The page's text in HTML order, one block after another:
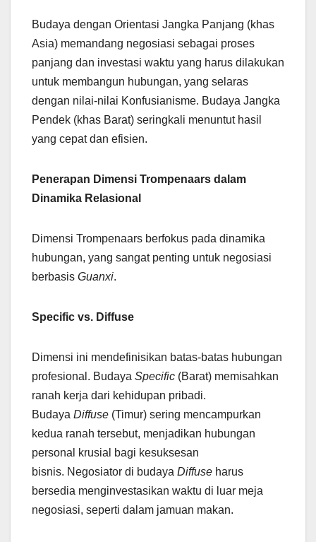
Budaya dengan Orientasi Jangka Panjang (khas
Asia) memandang negosiasi sebagai proses
panjang dan investasi waktu yang harus dilakukan
untuk membangun hubungan, yang selaras
dengan nilai-nilai Konfusianisme. Budaya Jangka
Pendek (khas Barat) seringkali menuntut hasil
yang cepat dan efisien.
Penerapan Dimensi Trompenaars dalam
Dinamika Relasional
Dimensi Trompenaars berfokus pada dinamika
hubungan, yang sangat penting untuk negosiasi
berbasis Guanxi.
Specific vs. Diffuse
Dimensi ini mendefinisikan batas-batas hubungan
profesional. Budaya Specific (Barat) memisahkan
ranah kerja dari kehidupan pribadi.
Budaya Diffuse (Timur) sering mencampurkan
kedua ranah tersebut, menjadikan hubungan
personal krusial bagi kesuksesan
bisnis. Negosiator di budaya Diffuse harus
bersedia menginvestasikan waktu di luar meja
negosiasi, seperti dalam jamuan makan.